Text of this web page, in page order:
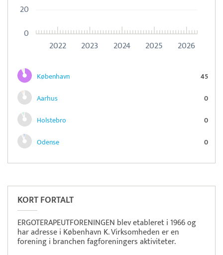
2022 2023 2024 2025 2026
0
20
København
45
Aarhus
0
Holstebro
0
Odense
0
KORT FORTALT
ERGOTERAPEUTFORENINGEN blev etableret i 1966 og
har adresse i København K. Virksomheden er en
forening i branchen fagforeningers aktiviteter.